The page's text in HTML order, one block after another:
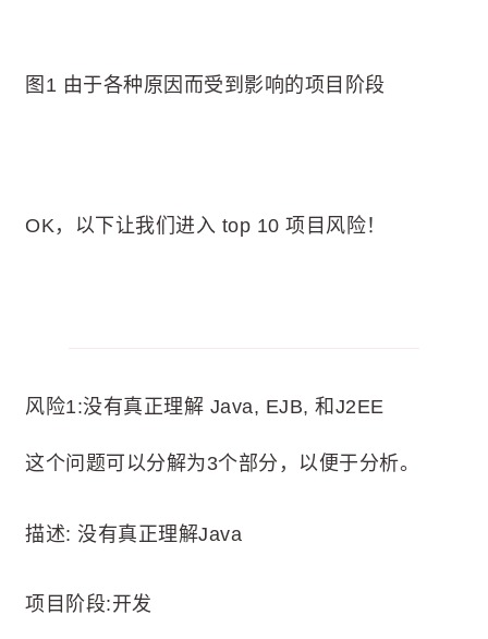
图1 由于各种原因而受到影响的项目阶段
OK，以下让我们进入 top 10 项目风险！
风险1:没有真正理解 Java, EJB, 和J2EE
这个问题可以分解为3个部分，以便于分析。
描述: 没有真正理解Java
项目阶段:开发